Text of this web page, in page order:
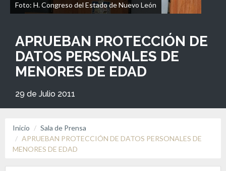
Foto: H. Congreso del Estado de Nuevo León
APRUEBAN PROTECCIÓN DE
DATOS PERSONALES DE
MENORES DE EDAD
29 de Julio 2011
Inicio
Sala de Prensa
APRUEBAN PROTECCIÓN DE DATOS PERSONALES DE
MENORES DE EDAD